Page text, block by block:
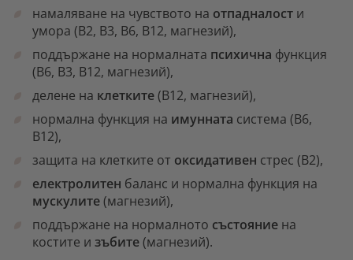
намаляване на чувството на отпадналост и
умора (B2, B3, B6, B12, магнезий),
поддържане на нормалната психична функция
(B6, B3, B12, магнезий),
делене на клетките(B12, магнезий),
нормална функция на имунната система (B6,
B12),
защита на клетките от оксидативен стрес (B2),
електролитен баланс и нормална функция на
мускулите(магнезий),
поддържане на нормалното състояние на
костите и зъбите(магнезий).